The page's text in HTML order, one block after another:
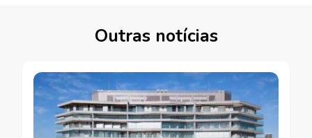
Outras notícias